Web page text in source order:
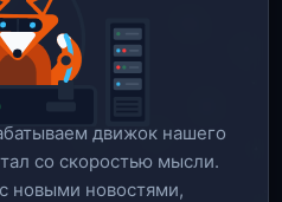
движок нашего
со скоростью мысли.
новыми новостями,